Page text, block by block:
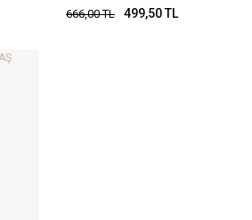
666,00TL 499,50TL